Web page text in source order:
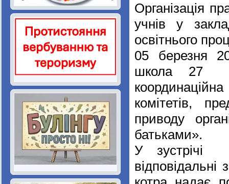
Організація
учнів у
освітнього
05 березня
школа 27 I-
комітетів,
приводу
батьками».
У зустрічі